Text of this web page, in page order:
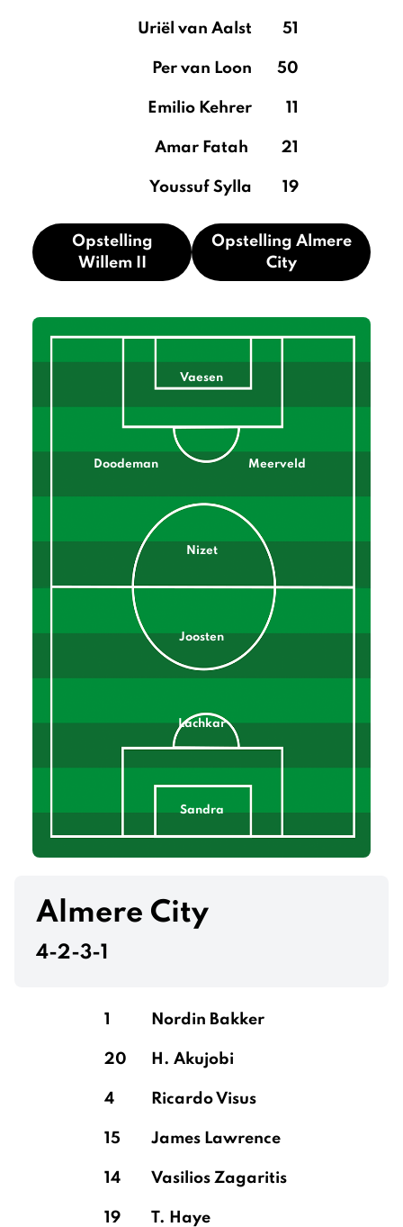
Uriël van Aalst 51
Per van Loon 50
Emilio Kehrer 11
Amar Fatah 21
Youssuf Sylla 19
Opstelling
Willem II
Opstelling Almere
City
Vaesen
Doodeman Meerveld
Nizet
Joosten
Lachkar
Sandra
Doodeman
Almere City
4-2-3-1
1 Nordin Bakker
20 H. Akujobi
4 Ricardo Visus
15 James Lawrence
14 Vasilios Zagaritis
19 T. Haye